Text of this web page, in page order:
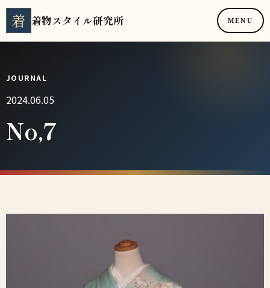
着 着物スタイル研究所 MENU
JOURNAL
2024.06.05
No,7